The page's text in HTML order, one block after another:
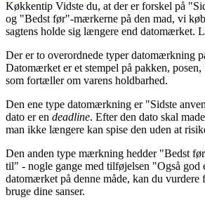
Køkkentip Vidste du, at der er forskel på
og "Bedst før"-mærkerne på den mad, vi
sagtens holde sig længere end datomærket.
Der er to overordnede typer datomærkning
Datomærket er et stempel på pakken,
som fortæller om varens holdbarhed.
Den ene type datomærkning er "Sidste
dato er en deadline. Efter den dato skal
man ikke længere kan spise den uden at
Den anden type mærkning hedder "Bedst
til" - nogle gange med tilføjelsen "Også god
datomærket på denne måde, kan du vurdere
bruge dine sanser.